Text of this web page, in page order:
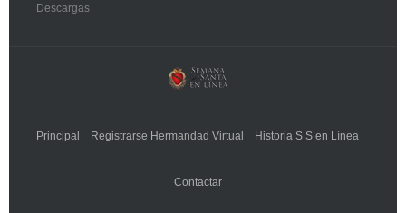
Descargas
Principal Registrarse Hermandad Virtual Historia S S en Línea
Contactar